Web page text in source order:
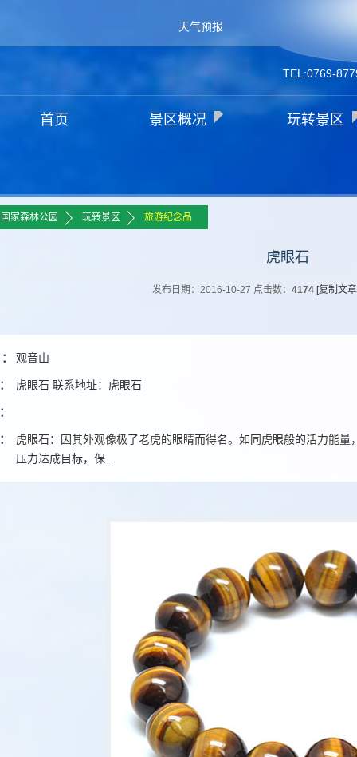
天气预报
TEL:0769-
首页 景区概况 玩转景区
家森林公园 >> 玩转景区 >> 旅游纪念品
虎眼石
发布日期：2016-10-27 点击数： 4174 [复制文
观音山
虎眼石 联系地址：虎眼石
虎眼石：因其外观像极了老虎的眼睛而得名。如同虎眼般的活力能
压力达成目标，保..